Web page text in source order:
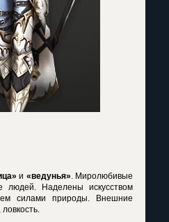
и «ведунья». Миролюбивые
людей. Наделены искусством
силами природы. Внешние